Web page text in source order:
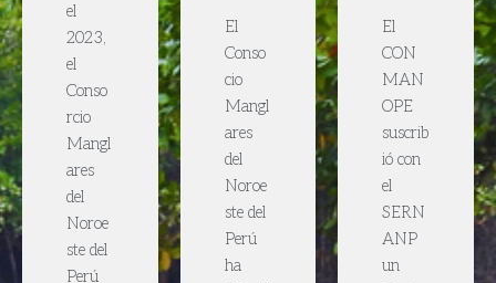
el
2023,
el
Conso
rcio
Mangl
ares
del
Noroe
ste del
Perú
El
Conso
cio
Mangl
ares
del
Noroe
ste del
Perú
ha
El
CON
MAN
OPE
suscrib
ió con
el
SERN
ANP
un